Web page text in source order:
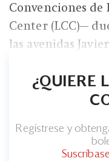
Convenciones
Center (LCC)—
las avenidas
¿QUIERE
Regístrese y